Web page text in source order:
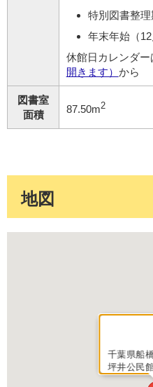
特別図書整理
年末年始（12
休館日カレンダー
開きます） から
図書室
面積
87.50m2
地図
千葉県船
坪井公民